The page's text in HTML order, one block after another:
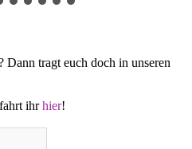
Dann tragt euch doch in unseren
ihrhier!